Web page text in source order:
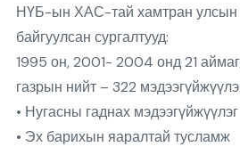
НҮБ-ын ХАС-тай хамтран улсын
байгуулсан сургалтууд:
1995 он, 2001- 2004 онд 21
газрын нийт – 322
• Нугасны гаднах мэдээгүйжүүлэг
• Эх барихын яаралтай тусламж